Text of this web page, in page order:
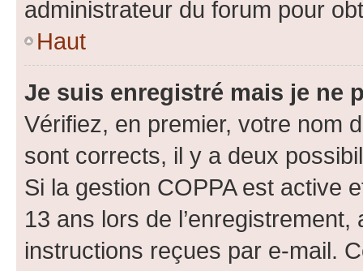
administrateur du forum pour
Haut
Je suis enregistré mais je ne
Vérifiez, en premier, votre nom
sont corrects, il y a deux
Si la gestion COPPA est active
13 ans lors de
instructions reçues par e-mail.